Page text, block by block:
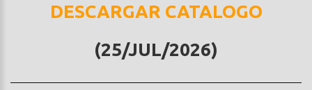
DESCARGAR CATALOGO
(25/JUL/2026)